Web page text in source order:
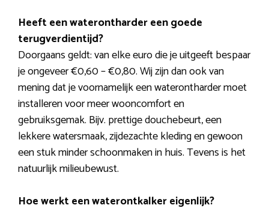
Heeft een waterontharder een goede
terugverdientijd?
Doorgaans geldt: van elke euro die je uitgeeft bespaar
je ongeveer €0,60 – €0,80. Wij zijn dan ook van
mening dat je voornamelijk een waterontharder moet
installeren voor meer wooncomfort en
gebruiksgemak. Bijv. prettige douchebeurt, een
lekkere watersmaak, zijdezachte kleding en gewoon
een stuk minder schoonmaken in huis. Tevens is het
natuurlijk milieubewust.
Hoe werkt een waterontkalker eigenlijk?